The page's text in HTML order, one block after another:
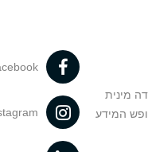
מינית
המידע